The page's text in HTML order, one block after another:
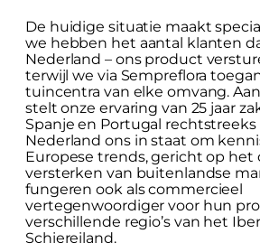
De huidige situatie maakt
we hebben het aantal klanten
Nederland – ons product
terwijl we via Sempreflora
tuincentra van elke omvang.
stelt onze ervaring van 25 jaar
Spanje en Portugal
Nederland ons in staat om
Europese trends, gericht op het
versterken van buitenlandse
fungeren ook als commercieel
vertegenwoordiger voor hun
verschillende regio’s van het
Schiereiland.